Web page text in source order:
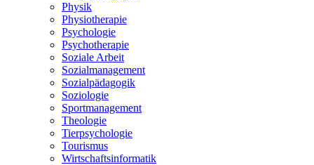
Physik
Physiotherapie
Psychologie
Psychotherapie
Soziale Arbeit
Sozialmanagement
Sozialpädagogik
Soziologie
Sportmanagement
Theologie
Tierpsychologie
Tourismus
Wirtschaftsinformatik